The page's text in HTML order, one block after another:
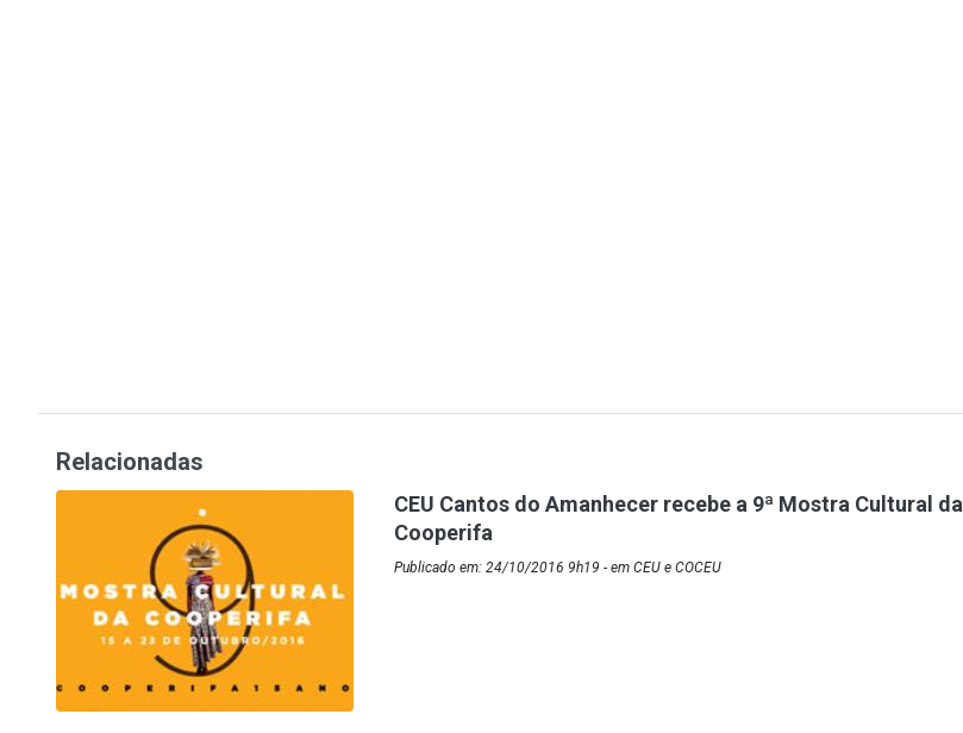
Relacionadas
CEU Cantos do Amanhecer recebe a 9ª Mostra Cultural da
Cooperifa
Publicado em: 24/10/2016 9h19 - em CEU e COCEU